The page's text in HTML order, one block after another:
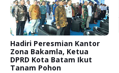
Hadiri Peresmian Kantor
Zona Bakamla, Ketua
DPRD Kota Batam Ikut
Tanam Pohon